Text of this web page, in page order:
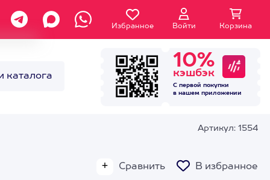
Избранное Войти Корзина
каталога
10%
кэшбэк
С первой покупки
в нашем приложении
Артикул: 1554
Сравнить В избранное